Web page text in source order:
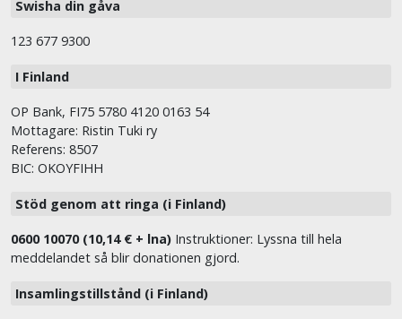
Swisha din gåva
123 677 9300
I Finland
OP Bank, FI75 5780 4120 0163 54
Mottagare: Ristin Tuki ry
Referens: 8507
BIC: OKOYFIHH
Stöd genom att ringa (i Finland)
0600 10070 (10,14 € + lna) Instruktioner: Lyssna till hela
meddelandet så blir donationen gjord.
Insamlingstillstånd (i Finland)